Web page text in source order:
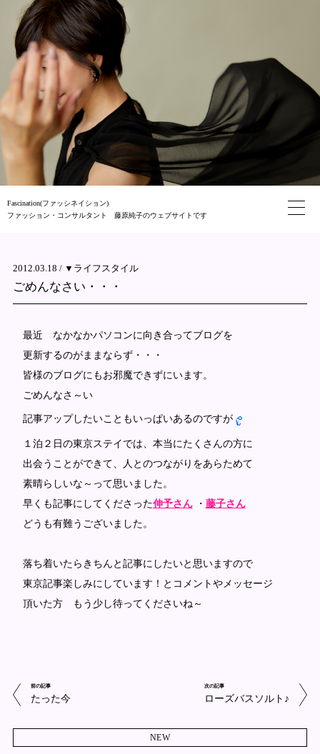
Fascination(ファッシネイション)
ファッション・コンサルタント 藤原純子のウェブサイトです
2012.03.18 / ▼ライフスタイル
ごめんなさい・・・
最近 なかなかパソコンに向き合ってブログを
更新するのがままならず・・・
皆様のブログにもお邪魔できずにいます。
ごめんなさ～い
記事アップしたいこともいっぱいあるのですが
１泊２日の東京ステイでは、本当にたくさんの方に
出会うことができて、人とのつながりをあらためて
素晴らしいな～って思いました。
早くも記事にしてくださった伸予さん・ 藤子さん
どうも有難うございました。
落ち着いたらきちんと記事にしたいと思いますので
東京記事楽しみにしています！とコメントやメッセージ
頂いた方 もう少し待ってくださいね～
前の記事
たった今
次の記事
ローズバスソルト♪
NEW